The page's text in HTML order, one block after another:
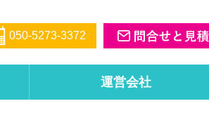
050-5273-3372
運営会社